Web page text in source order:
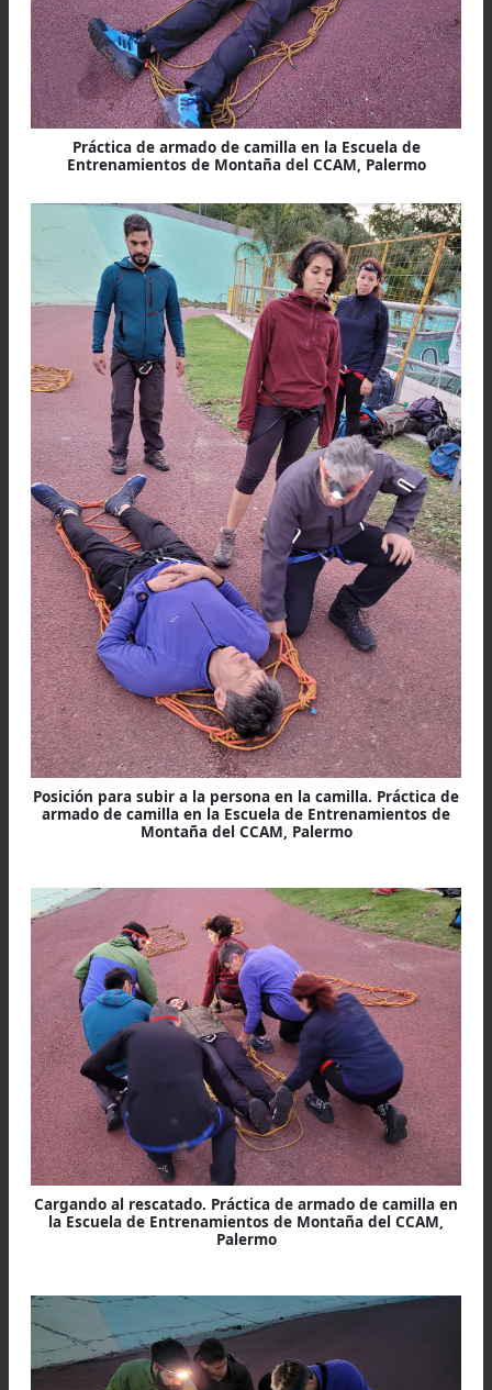
clima. Para llevarlo se necesitan 6 personas,
adelante (una de ellas será el líder), dos en el
y dos atrás. Si la distancia a recorrer es larga
ideal que cada 200 metros haya un relevo de
6 personas, También se podrá usar una eslinga
figura) en posición de bandolera y un
con más eficiencia, este material forma parte
equipo básico para emergencias. Si el terreno
muy desigual se podrá asegurar al
colocando sobre él una soga en zigzag atada
camilla.
Usar una eslinga en posición de bandolera y un
mosquetón para que los rescatistas puedan trasladar
camilla con más eficiencia. Práctica de armado de
en la Escuela de Entrenamientos de Montaña del
Práctica de armado de camilla en la Escuela de